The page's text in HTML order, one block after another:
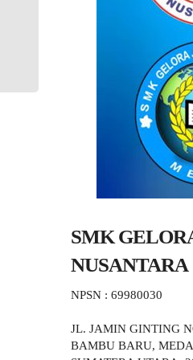
SMK
NUSANTARA
NPSN : 69980030
JL. JAMIN GINTING
BAMBU BARU,